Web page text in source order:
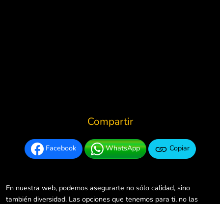
Compartir
Facebook WhatsApp Copiar
En nuestra web, podemos asegurarte no sólo calidad, sino
también diversidad. Las opciones que tenemos para ti, no las